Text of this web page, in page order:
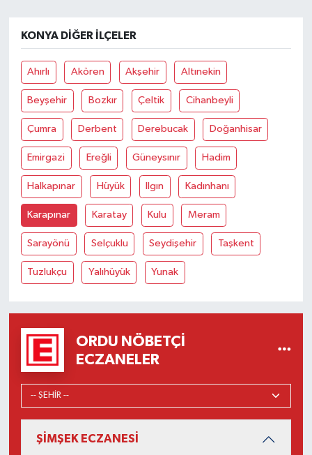
KONYA DIĞER İLÇELER
Ahırlı Akören Akşehir Altınekin
Beyşehir Bozkır Çeltik Cihanbeyli
Çumra Derbent Derebucak Doğanhisar
Emirgazi Ereğli Güneysınır Hadim
Halkapınar Hüyük Ilgın Kadınhanı
Karapınar Karatay Kulu Meram
Sarayönü Selçuklu Seydişehir Taşkent
Tuzlukçu Yalıhüyük Yunak
ORDU NÖBETÇI
ECZANELER
ŞİMŞEK ECZANESİ
YAŞAM